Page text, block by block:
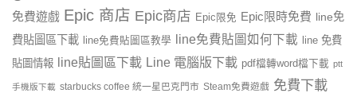
免費遊戲 Epic 商店 Epic商店 Epic限免 Epic限時免費 line免
費貼圖區下載
line免費貼圖區教學 line免費貼圖如何下載
line 免費
貼圖情報
line貼圖區下載 Line 電腦版下載 pdf檔轉word檔下載 ptt
手機版下載 starbucks coffee 統一星巴克門市 Steam免費遊戲 免費下載